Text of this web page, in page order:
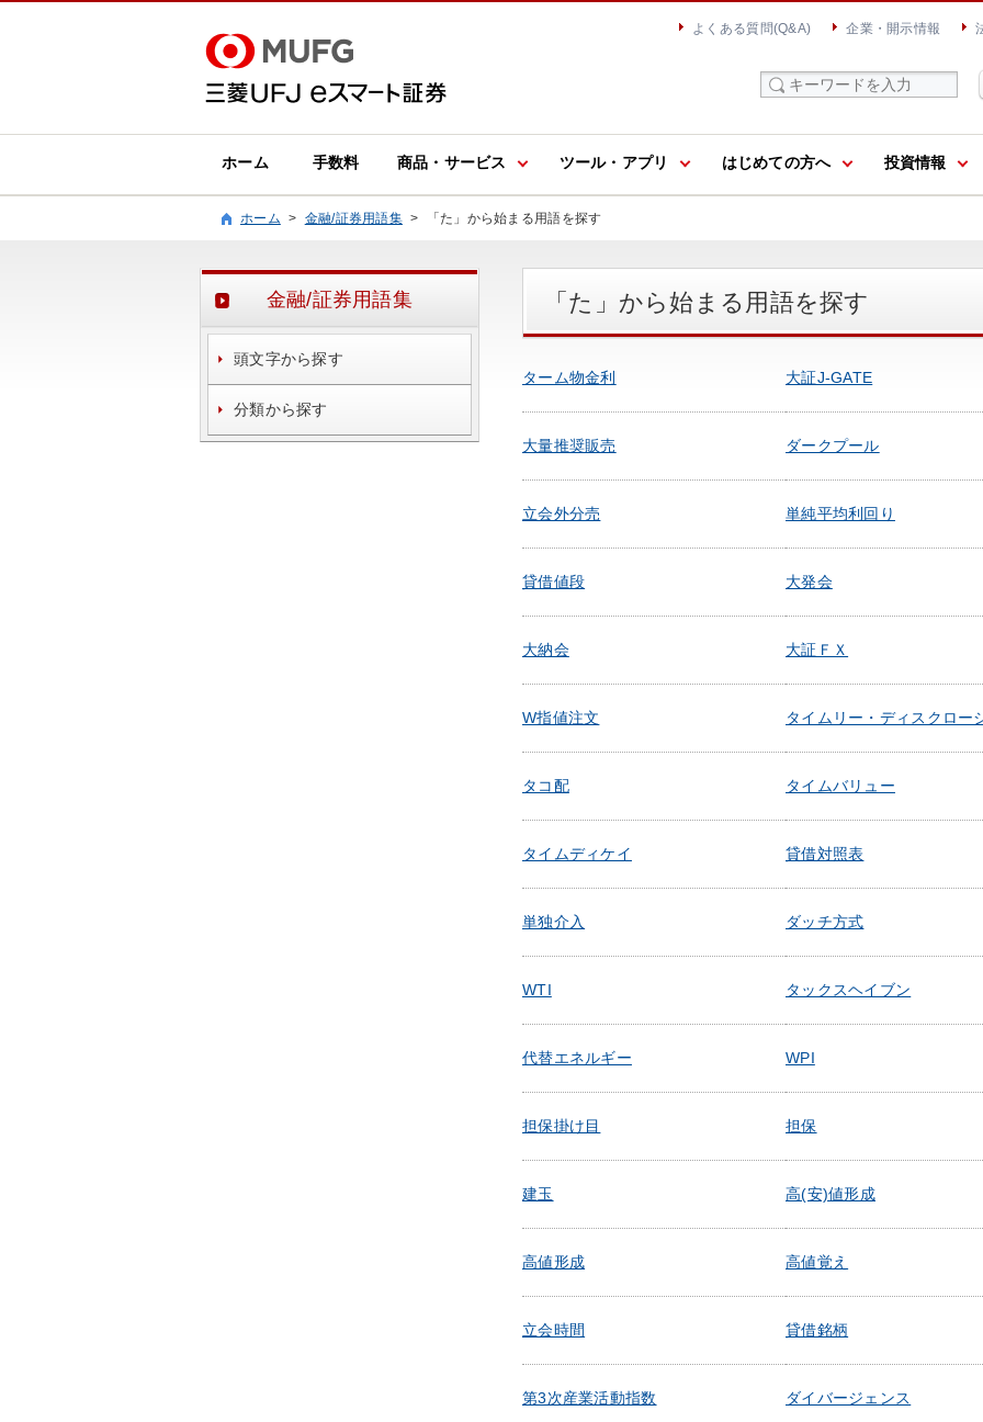
よくある質問(Q&A) 企業・開示情報
ホーム 手数料 商品・サービス ツール・アプリ はじめての方へ 投資情報
ホーム > 金融/証券用語集 > 「た」から始まる用語を探す
「た」から始まる用語を探す
ターム物金利 大証J-GATE
大量推奨販売 ダークプール
立会外分売 単純平均利回り
貸借値段 大発会
大納会 大証ＦＸ
W指値注文 タイムリー・ディスクロー
タコ配 タイムバリュー
タイムディケイ 貸借対照表
単独介入 ダッチ方式
WTI タックスヘイブン
代替エネルギー WPI
担保掛け目 担保
建玉 高(安)値形成
高値形成 高値覚え
立会時間 貸借銘柄
第3次産業活動指数 ダイバージェンス
金融/証券用語集
頭文字から探す
分類から探す